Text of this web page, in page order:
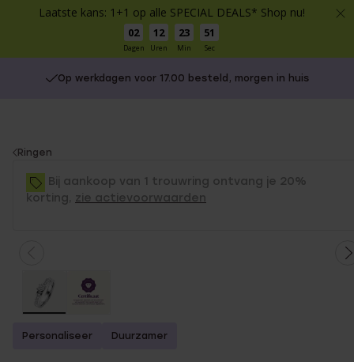
Laatste kans: 1+1 op alle SPECIAL DEALS* Shop nu!
02
Dagen
12
Uren
23
Min
51
Sec
Op werkdagen voor 17.00 besteld, morgen in huis
You
are
here:
Ringen
Bij aankoop van 1 trouwring ontvang je 20%
korting, zie actievoorwaarden
Personaliseer Duurzamer